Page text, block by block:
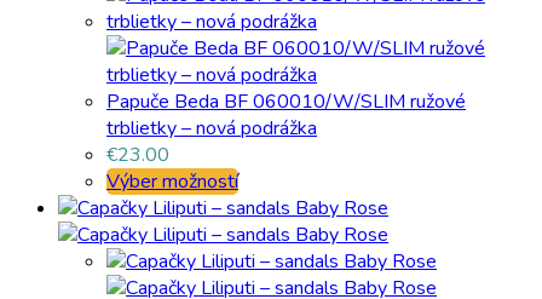
Papuče Beda BF 060010/W/SLIM ružové
trblietky – nová podrážka
€23.00
Výber možností